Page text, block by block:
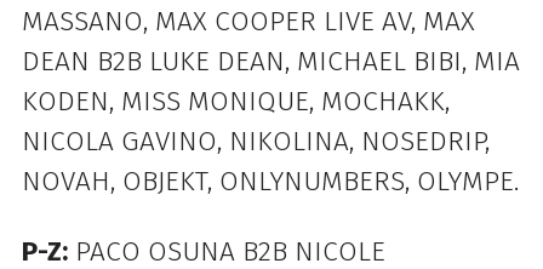
MASSANO, MAX COOPER LIVE AV, MAX
DEAN B2B LUKE DEAN, MICHAEL BIBI, MIA
KODEN, MISS MONIQUE, MOCHAKK,
NICOLA GAVINO, NIKOLINA, NOSEDRIP,
NOVAH, OBJEKT, ONLYNUMBERS, OLYMPE.
P-Z:PACO OSUNA B2B NICOLE